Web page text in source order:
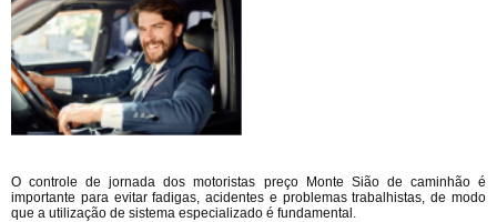
O controle de jornada dos motoristas preço Monte Sião de caminhão é
importante para evitar fadigas, acidentes e problemas trabalhistas, de modo
que a utilização de sistema especializado é fundamental.